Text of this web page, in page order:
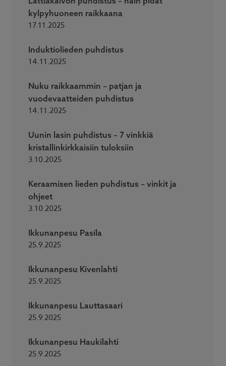
kylpyhuoneen raikkaana
17.11.2025
Induktiolieden puhdistus
14.11.2025
Nuku raikkaammin – patjan ja
vuodevaatteiden puhdistus
14.11.2025
Uunin lasin puhdistus – 7 vinkkiä
kristallinkirkkaisiin tuloksiin
3.10.2025
Keraamisen lieden puhdistus – vinkit ja
ohjeet
3.10.2025
Ikkunanpesu Pasila
25.9.2025
Ikkunanpesu Kivenlahti
25.9.2025
Ikkunanpesu Lauttasaari
25.9.2025
Ikkunanpesu Haukilahti
25.9.2025